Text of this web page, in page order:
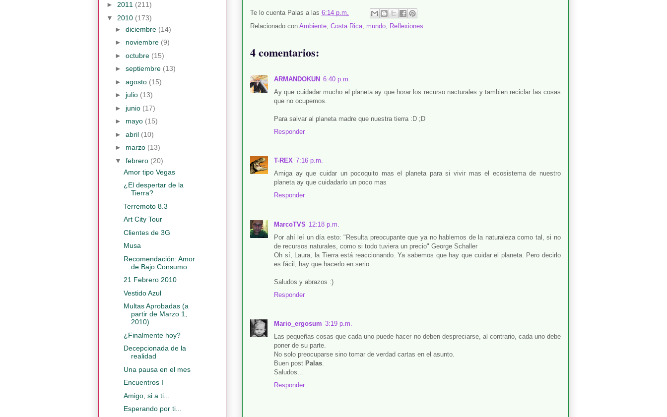
Te lo cuenta Palas a las 6:14 p.m.
Relacionado con Ambiente, Costa Rica, mundo, Reflexiones
4 comentarios:
ARMANDOKUN 6:40 p.m.
Ay que cuidadar mucho el planeta ay que horar los recurso nacturales y tambien reciclar las cosas
que no ocupemos.
Para salvar al planeta madre que nuestra tierra :D ;D
Responder
T-REX 7:16 p.m.
Amiga ay que cuidar un pocoquito mas el planeta para si vivir mas el ecosistema de nuestro
planeta ay que cuidadarlo un poco mas
Responder
MarcoTVS 12:18 p.m.
Por ahí leí un día esto: "Resulta preocupante que ya no hablemos de la naturaleza como tal, si no
de recursos naturales, como si todo tuviera un precio" George Schaller
Oh sí, Laura, la Tierra está reaccionando. Ya sabemos que hay que cuidar el planeta. Pero decirlo
es fácil, hay que hacerlo en serio.
Saludos y abrazos :)
Responder
Mario_ergosum 3:19 p.m.
Las pequeñas cosas que cada uno puede hacer no deben despreciarse, al contrario, cada uno debe
poner de su parte.
No solo preocuparse sino tomar de verdad cartas en el asunto.
Buen post Palas
Saludos...
Responder
► 2011 (211)
▼ 2010 (173)
► diciembre (14)
► noviembre (9)
► octubre (15)
► septiembre (13)
► agosto (15)
► julio (13)
► junio (17)
► mayo (15)
► abril (10)
► marzo (13)
▼ febrero (20)
Amor tipo Vegas
¿El despertar de la
Tierra?
Terremoto 8.3
Art City Tour
Clientes de 3G
Musa
Recomendación: Amor
de Bajo Consumo
21 Febrero 2010
Vestido Azul
Multas Aprobadas (a
partir de Marzo 1,
2010)
¿Finalmente hoy?
Decepcionada de la
realidad
Una pausa en el mes
Encuentros I
Amigo, si a ti...
Esperando por ti...